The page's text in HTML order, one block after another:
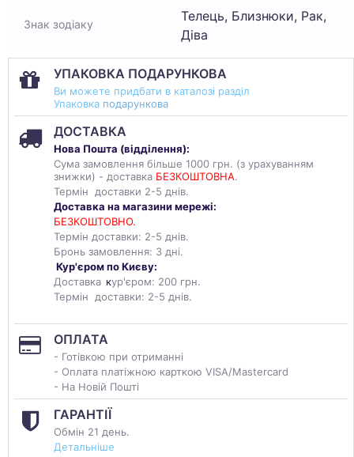
Знак зодіаку
Телець, Близнюки, Рак,
Діва
УПАКОВКА ПОДАРУНКОВА
Ви можете придбати в каталозі разділ
Упаковка подарункова
ДОСТАВКА
Нова Пошта (відділення):
Сума замовлення більше 1000 грн. (з урахуванням
знижки) - доставка БЕЗКОШТОВНА.
Термін доставки 2-5 днів.
Доставка на магазини мережі:
БЕЗКОШТОВНО.
Термін доставки: 2-5 днів.
Бронь замовлення: 3 дні.
Кур'єром по Києву:
Доставка кур'єром: 200 грн.
Термін доставки: 2-5 днів.
ОПЛАТА
- Готівкою при отриманні
- Оплата платіжною карткою VISA/Mastercard
- На Новій Пошті
ГАРАНТІЇ
Обмін 21 день.
Детальніше